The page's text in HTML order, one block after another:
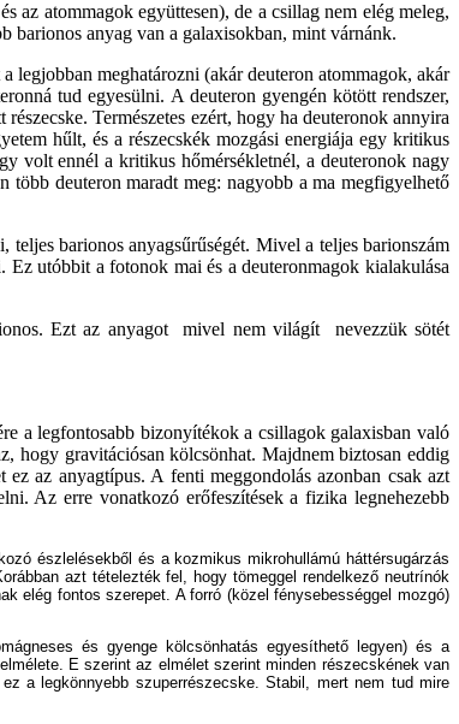
atommagok együttesen), de a csillag nem elég meleg,
barionos anyag van a galaxisokban, mint várnánk.
legjobban meghatározni (akár deuteron atommagok, akár
tud egyesülni. A deuteron gyengén kötött rendszer,
Természetes ezért, hogy ha deuteronok annyira
hűlt, és a részecskék mozgási energiája egy kritikus
volt ennél a kritikus hőmérsékletnél, a deuteronok nagy
több deuteron maradt meg: nagyobb a ma megfigyelhető
barionos anyagsűrűségét. Mivel a teljes barionszám
Ez utóbbit a fotonok mai és a deuteronmagok kialakulása
Ezt az anyagot ­ mivel nem világít ­ nevezzük sötét
a legfontosabb bizonyítékok a csillagok galaxisban való
hogy gravitációsan kölcsönhat. Majdnem biztosan eddig
az anyagtípus. A fenti meggondolás azonban csak azt
Az erre vonatkozó erőfeszítések a fizika legnehezebb
észlelésekből és a kozmikus mikrohullámú háttérsugárzás
azt tételezték fel, hogy tömeggel rendelkező neutrínók
elég fontos szerepet. A forró (közel fénysebességgel mozgó)
és gyenge kölcsönhatás egyesíthető legyen) és a
E szerint az elmélet szerint minden részecskének van
a legkönnyebb szuperrészecske. Stabil, mert nem tud mire